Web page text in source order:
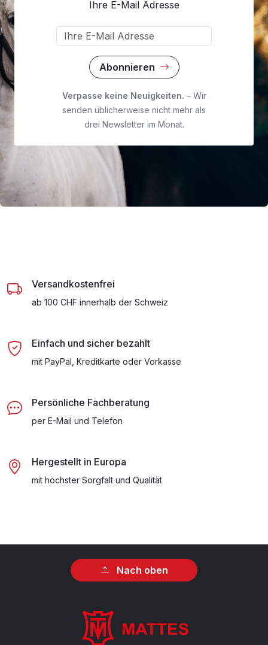
Ihre E-Mail Adresse
Abonnieren
Verpasse keine Neuigkeiten. – Wir
senden üblicherweise nicht mehr als
drei Newsletter im Monat.
Versandkostenfrei
ab 100 CHF innerhalb der Schweiz
Einfach und sicher bezahlt
mit PayPal, Kreditkarte oder Vorkasse
Persönliche Fachberatung
per E-Mail und Telefon
Hergestellt in Europa
mit höchster Sorgfalt und Qualität
Nach oben